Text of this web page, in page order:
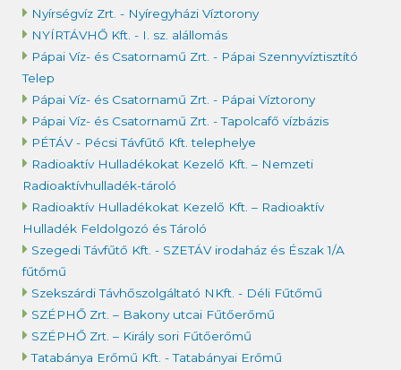
Nyírségvíz Zrt. - Nyíregyházi Víztorony
NYÍRTÁVHŐ Kft. - I. sz. alállomás
Pápai Víz- és Csatornamű Zrt. - Pápai Szennyvíztisztító
Telep
Pápai Víz- és Csatornamű Zrt. - Pápai Víztorony
Pápai Víz- és Csatornamű Zrt. - Tapolcafő vízbázis
PÉTÁV - Pécsi Távfűtő Kft. telephelye
Radioaktív Hulladékokat Kezelő Kft. – Nemzeti
Radioaktívhulladék-tároló
Radioaktív Hulladékokat Kezelő Kft. – Radioaktív
Hulladék Feldolgozó és Tároló
Szegedi Távfűtő Kft. - SZETÁV irodaház és Észak 1/A
fűtőmű
Szekszárdi Távhőszolgáltató NKft. - Déli Fűtőmű
SZÉPHŐ Zrt. – Bakony utcai Fűtőerőmű
SZÉPHŐ Zrt. – Király sori Fűtőerőmű
Tatabánya Erőmű Kft. - Tatabányai Erőmű